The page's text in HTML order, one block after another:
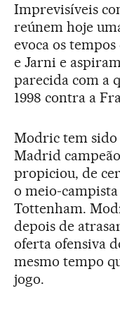
Imprevisíveis
reúnem hoje
evoca os
e Jarni e
parecida com a
1998 contra a
Modric tem sido
Madrid
propiciou, de
o meio-campista
Tottenham.
depois de
oferta ofensiva
mesmo tempo
jogo.